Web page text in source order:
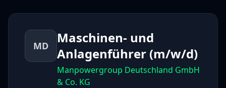
MD
Maschinen- und
Anlagenführer (m/w/d)
Manpowergroup Deutschland GmbH
& Co. KG